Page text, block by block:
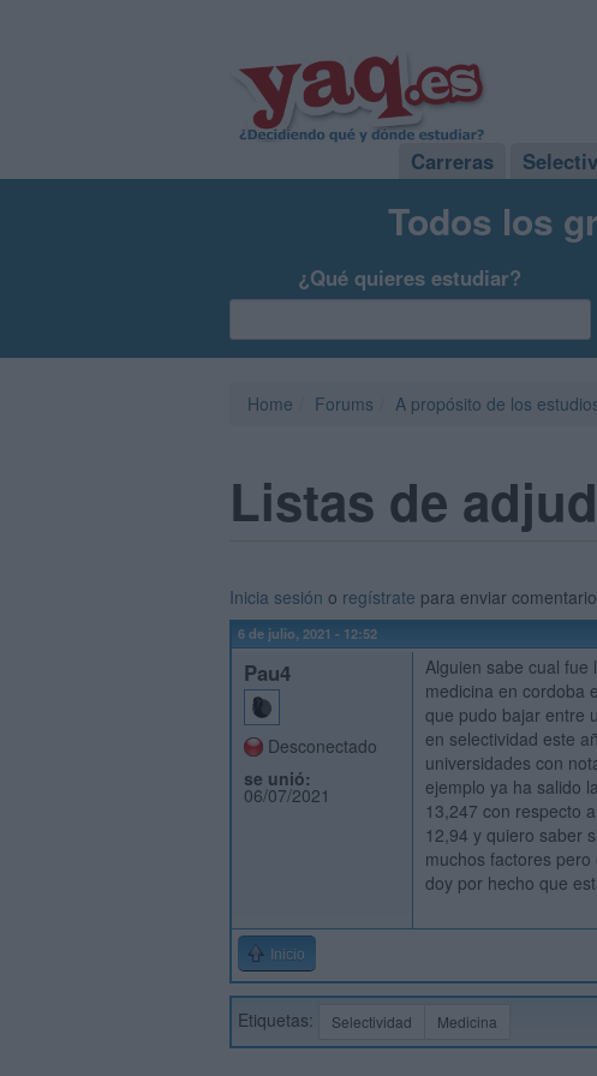
Carreras
Todos los
¿Qué quieres estudiar?
Home Forums A propósito de los
Listas de
Inicia sesión o regístrate para enviar
6 de julio, 2021 - 12:52
Pau4
Desconectado
se unió:
06/07/2021
Alguien sabe cual fue
medicina en cordoba
que pudo bajar entre
en selectividad este
universidades con
ejemplo ya ha salido
13,247 con respecto
12,94 y quiero saber
muchos factores
doy por hecho que
Inicio
Etiquetas: Selectividad Medicina